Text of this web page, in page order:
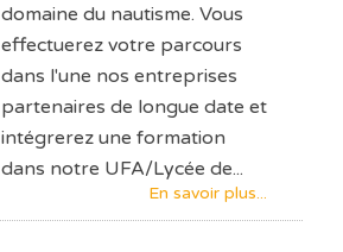
domaine du nautisme. Vous
effectuerez votre parcours
dans l'une nos entreprises
partenaires de longue date et
intégrerez une formation
dans notre UFA/Lycée de...
En savoir plus...